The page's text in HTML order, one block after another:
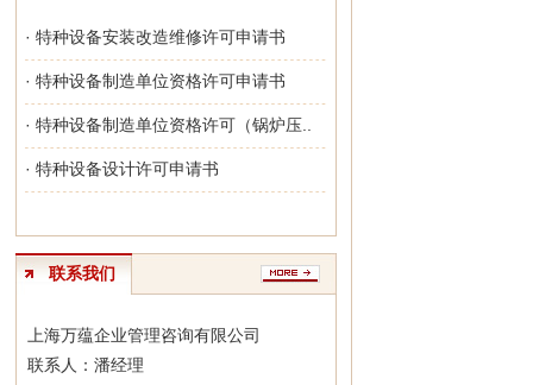
· 特种设备安装改造维修许可申请书
· 特种设备制造单位资格许可申请书
· 特种设备制造单位资格许可（锅炉压..
· 特种设备设计许可申请书
联系我们
上海万蕴企业管理咨询有限公司
联系人：潘经理